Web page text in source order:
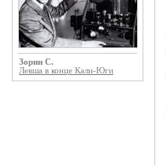
Зорин С.
Левша в конце Кали-Юги